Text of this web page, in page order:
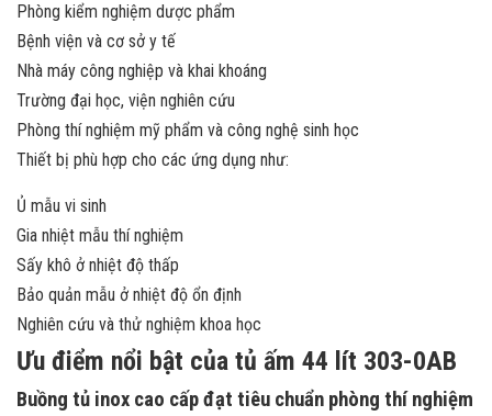
Phòng kiểm nghiệm dược phẩm
Bệnh viện và cơ sở y tế
Nhà máy công nghiệp và khai khoáng
Trường đại học, viện nghiên cứu
Phòng thí nghiệm mỹ phẩm và công nghệ sinh học
Thiết bị phù hợp cho các ứng dụng như:
Ủ mẫu vi sinh
Gia nhiệt mẫu thí nghiệm
Sấy khô ở nhiệt độ thấp
Bảo quản mẫu ở nhiệt độ ổn định
Nghiên cứu và thử nghiệm khoa học
Ưu điểm nổi bật của tủ ấm 44 lít 303-0AB
Buồng tủ inox cao cấp đạt tiêu chuẩn phòng thí nghiệm